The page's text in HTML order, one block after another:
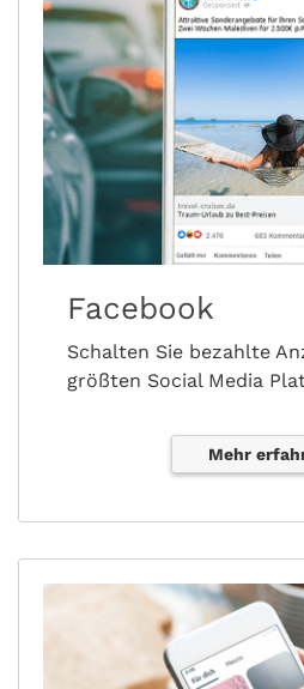
Facebook
Schalten Sie bezahlte
größten Social Media
Mehr